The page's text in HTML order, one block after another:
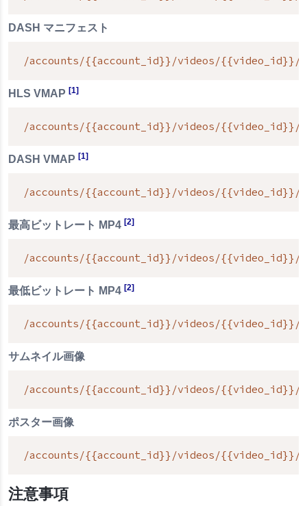
DASH マニフェスト
/accounts/{{account_id}}/videos/{{video_id}}/
HLS VMAP [1]
/accounts/{{account_id}}/videos/{{video_id}}/
DASH VMAP [1]
/accounts/{{account_id}}/videos/{{video_id}}/
最高ビットレート MP4 [2]
/accounts/{{account_id}}/videos/{{video_id}}/
最低ビットレート MP4 [2]
/accounts/{{account_id}}/videos/{{video_id}}/
サムネイル画像
/accounts/{{account_id}}/videos/{{video_id}}/
ポスター画像
/accounts/{{account_id}}/videos/{{video_id}}/
注意事項